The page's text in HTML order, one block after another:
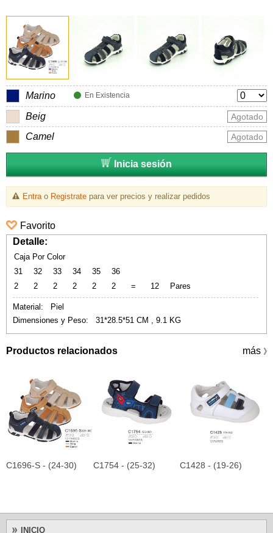
Marino En Existencia
Beig Agotado
Camel Agotado
Inicia sesión
Entrao Registratepara ver precios y realizar pedidos
Favorito
Detalle:
Caja Por Color
31
32 33 34 35
36
2
2 2 2 2 2 = 12 Pares
Material: Piel
Dimensiones y Peso: 31*28.5*51 CM , 9.1 KG
Productos relacionados más 》
C1696-S - (24-30) C1754 - (25-32) C1428 - (19-26)
INICIO